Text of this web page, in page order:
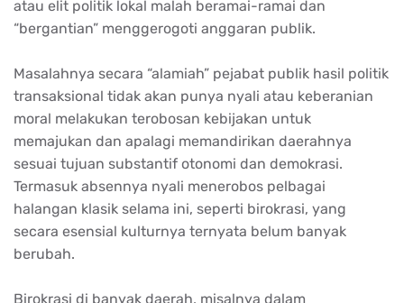
atau elit politik lokal malah beramai-ramai dan
“bergantian” menggerogoti anggaran publik.
Masalahnya secara “alamiah” pejabat publik hasil politik
transaksional tidak akan punya nyali atau keberanian
moral melakukan terobosan kebijakan untuk
memajukan dan apalagi memandirikan daerahnya
sesuai tujuan substantif otonomi dan demokrasi.
Termasuk absennya nyali menerobos pelbagai
halangan klasik selama ini, seperti birokrasi, yang
secara esensial kulturnya ternyata belum banyak
berubah.
Birokrasi di banyak daerah, misalnya dalam